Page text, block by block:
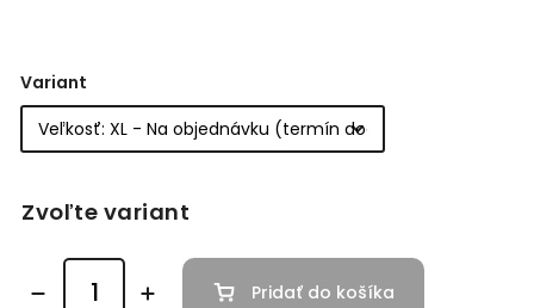
Variant
Zvoľte variant
Pridať do košíka